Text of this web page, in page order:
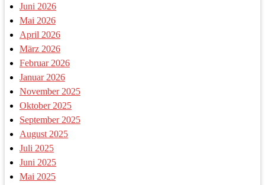
Juni 2026
Mai 2026
April 2026
März 2026
Februar 2026
Januar 2026
November 2025
Oktober 2025
September 2025
August 2025
Juli 2025
Juni 2025
Mai 2025